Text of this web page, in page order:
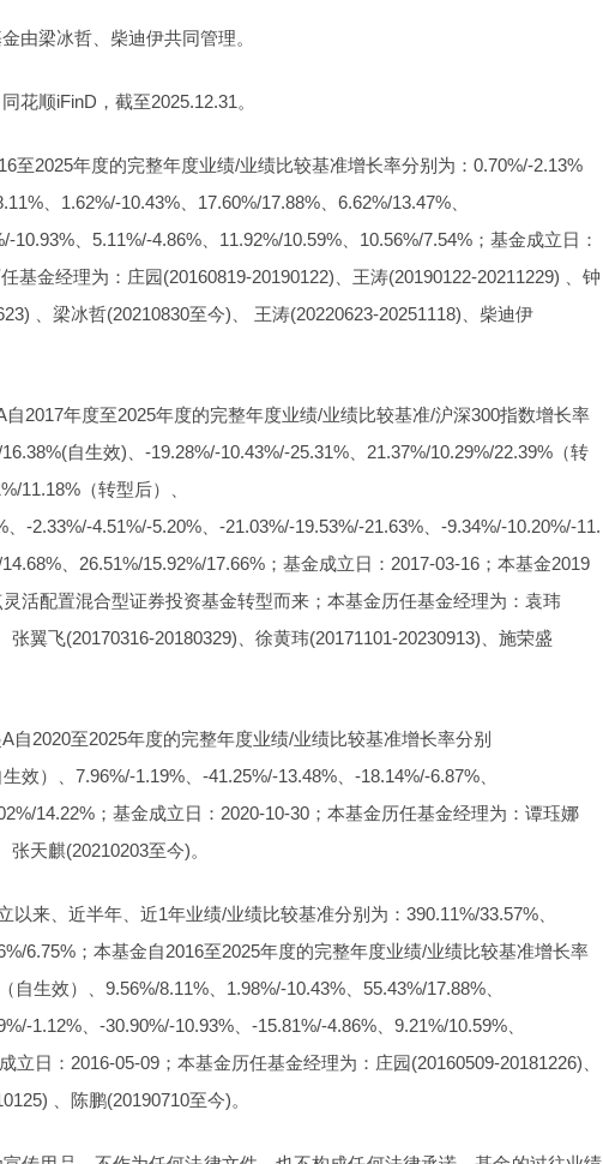
由梁冰哲、柴迪伊共同管理。
花顺iFinD，截至2025.12.31。
至2025年度的完整年度业绩/业绩比较基准增长率分别为：0.70%/-2.13%
、1.62%/-10.43%、17.60%/17.88%、6.62%/13.47%、
10.93%、5.11%/-4.86%、11.92%/10.59%、10.56%/7.54%；基金成立日：
基金经理为：庄园(20160819-20190122)、王涛(20190122-20211229) 、钟
、梁冰哲(20210830至今)、 王涛(20220623-20251118)、柴迪伊
2017年度至2025年度的完整年度业绩/业绩比较基准/沪深300指数增长率
自生效)、-19.28%/-10.43%/-25.31%、21.37%/10.29%/22.39%（转
11.18%（转型后）、
、-2.33%/-4.51%/-5.20%、-21.03%/-19.53%/-21.63%、-9.34%/-10.20%/-11.
、26.51%/15.92%/17.66%；基金成立日：2017-03-16；本基金2019
活配置混合型证券投资基金转型而来；本基金历任基金经理为：袁玮
张翼飞(20170316-20180329)、徐黄玮(20171101-20230913)、施荣盛
自2020至2025年度的完整年度业绩/业绩比较基准增长率分别
效）、7.96%/-1.19%、-41.25%/-13.48%、-18.14%/-6.87%、
14.22%；基金成立日：2020-10-30；本基金历任基金经理为：谭珏娜
张天麒(20210203至今)。
以来、近半年、近1年业绩/业绩比较基准分别为：390.11%/33.57%、
6.75%；本基金自2016至2025年度的完整年度业绩/业绩比较基准增长率
自生效）、9.56%/8.11%、1.98%/-10.43%、55.43%/17.88%、
1.12%、-30.90%/-10.93%、-15.81%/-4.86%、9.21%/10.59%、
立日：2016-05-09；本基金历任基金经理为：庄园(20160509-20181226)、
、陈鹏(20190710至今)。